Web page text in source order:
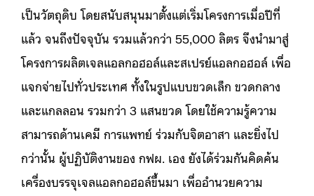
เป็นวัตถุดิบ โดยสนับสนุนมาตั้งแต่เริ่มโครงการเมื่อปีที่
แล้ว จนถึงปัจจุบัน รวมแล้วกว่า 55,000 ลิตร จึงนำมาสู่
โครงการผลิตเจลแอลกอฮอล์และสเปรย์แอลกอฮอล์ เพื่อ
แจกจ่ายไปทั่วประเทศ ทั้งในรูปแบบขวดเล็ก ขวดกลาง
และแกลลอน รวมกว่า 3 แสนขวด โดยใช้ความรู้ความ
สามารถด้านเคมี การแพทย์ ร่วมกับจิตอาสา และยิ่งไป
กว่านั้น ผู้ปฏิบัติงานของ กฟผ. เอง ยังได้ร่วมกันคิดค้น
เครื่องบรรจุเจลแอลกอฮอล์ขึ้นมา เพื่ออำนวยความ